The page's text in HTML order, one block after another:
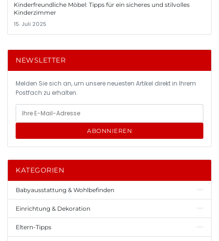
Kinderfreundliche Möbel: Tipps für ein sicheres und stilvolles
Kinderzimmer
15. Juli 2025
NEWSLETTER
Melden Sie sich an, um unsere neuesten Artikel direkt in Ihrem
Postfach zu erhalten.
ABONNIEREN
KATEGORIEN
Babyausstattung & Wohlbefinden
Einrichtung & Dekoration
Eltern-Tipps